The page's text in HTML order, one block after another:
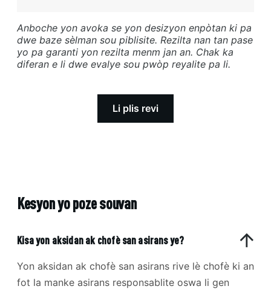
Anboche yon avoka se yon desizyon enpòtan ki pa
dwe baze sèlman sou piblisite. Rezilta nan tan pase
yo pa garanti yon rezilta menm jan an. Chak ka
diferan e li dwe evalye sou pwòp reyalite pa li.
Li plis revi
Kesyon yo poze souvan
Kisa yon aksidan ak chofè san asirans ye?
Yon aksidan ak chofè san asirans rive lè chofè ki an
fot la manke asirans responsablite oswa li gen